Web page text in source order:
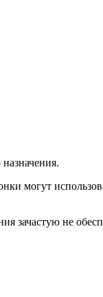
могут
зачастую не